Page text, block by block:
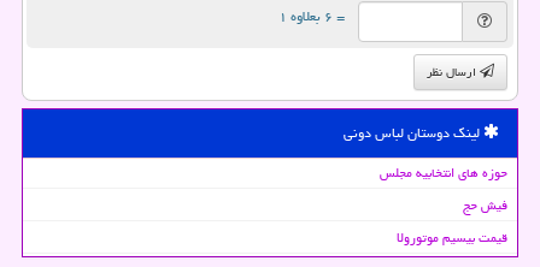
= ۶ بعلاوه ۱
ارسال نظر
لینک دوستان لباس دونی
حوزه های انتخابیه مجلس
فیش حج
قیمت بیسیم موتورولا